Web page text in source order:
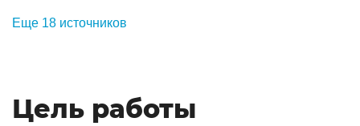
Еще 18 источников
Цель работы